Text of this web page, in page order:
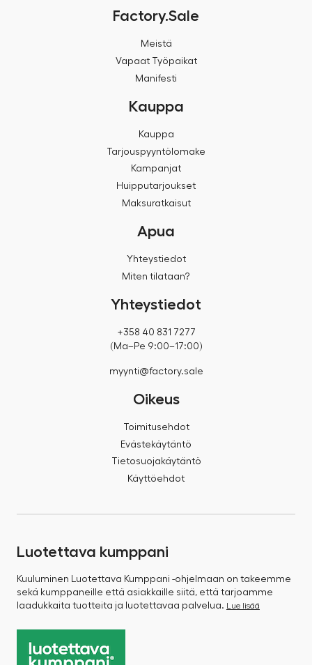
Factory.Sale
Meistä
Vapaat Työpaikat
Manifesti
Kauppa
Kauppa
Tarjouspyyntölomake
Kampanjat
Huipputarjoukset
Maksuratkaisut
Apua
Yhteystiedot
Miten tilataan?
Yhteystiedot
+358 40 831 7277
(Ma–Pe 9:00–17:00)
myynti@factory.sale
Oikeus
Toimitusehdot
Evästekäytäntö
Tietosuojakäytäntö
Käyttöehdot
Luotettava kumppani
Kuuluminen Luotettava Kumppani -ohjelmaan on takeemme
sekä kumppaneille että asiakkaille siitä, että tarjoamme
laadukkaita tuotteita ja luotettavaa palvelua. Lue lisää